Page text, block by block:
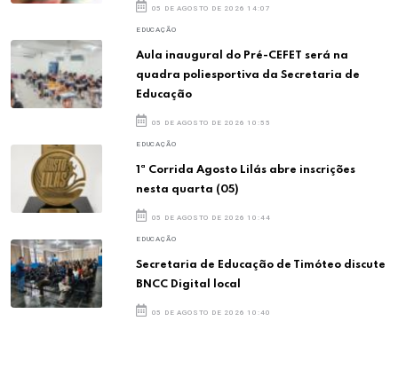
05 DE AGOSTO DE 2026 14:07
EDUCAÇÃO
Aula inaugural do Pré-CEFET será na
quadra poliesportiva da Secretaria de
Educação
05 DE AGOSTO DE 2026 10:55
EDUCAÇÃO
1ª Corrida Agosto Lilás abre inscrições
nesta quarta (05)
05 DE AGOSTO DE 2026 10:44
EDUCAÇÃO
Secretaria de Educação de Timóteo discute
BNCC Digital local
05 DE AGOSTO DE 2026 10:40